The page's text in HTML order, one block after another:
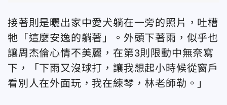
接著則是曬出家中愛犬躺在一旁的照片，吐槽
牠「這麼安逸的躺著」。外頭下著雨，似乎也
讓周杰倫心情不美麗，在第3則限動中無奈寫
下，「下雨又沒球打，讓我想起小時候從窗戶
看別人在外面玩，我在練琴，林老師勒。」